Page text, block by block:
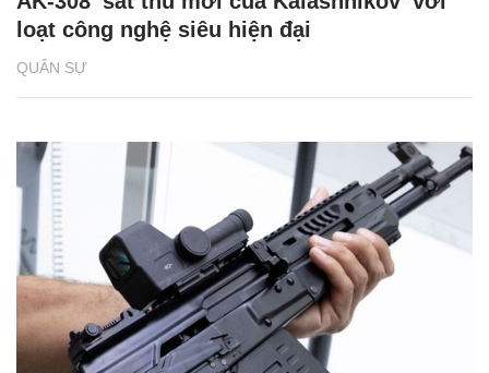
QUÂN SỰ
loạt công nghệ siêu hiện đại